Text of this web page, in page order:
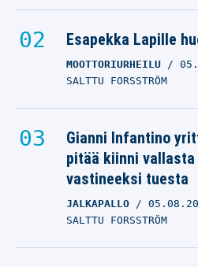
Esapekka Lapille
MOOTTORIURHEILU
SALTTU FORSSTRÖM
Gianni Infantino
pitää kiinni
vastineeksi tuesta
JALKAPALLO
SALTTU FORSSTRÖM